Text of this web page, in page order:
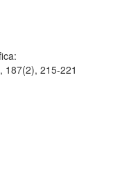
187(2), 215-221